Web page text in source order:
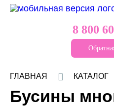
8 800
ГЛАВНАЯ КАТАЛОГ
Бусины